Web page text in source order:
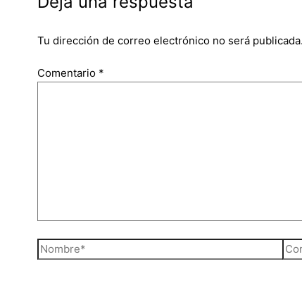
Tu dirección de correo electrónico no será publicada.
Comentario *